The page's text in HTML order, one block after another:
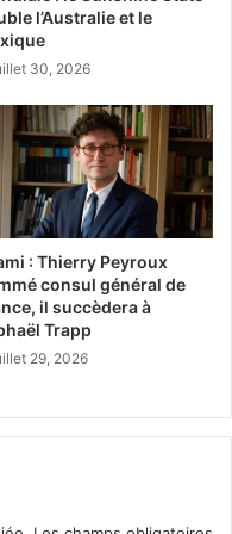
l’Australie et le
30, 2026
: Thierry Peyroux
consul général de
il succèdera à
Trapp
29, 2026